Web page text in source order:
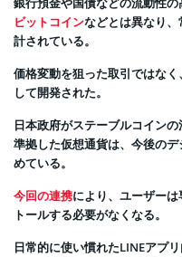
ビットコインなどとは異なり
計されている。
価格変動を狙った取引ではな
して開発された。
日本政府がステーブルコイン
準拠した仮想通貨は、今後の
めている。
今回の連携により、ユーザー
トールする必要がなくなる。
日常的に使い慣れたLINEアプ